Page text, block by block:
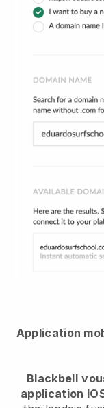
Application
Blackbell
application